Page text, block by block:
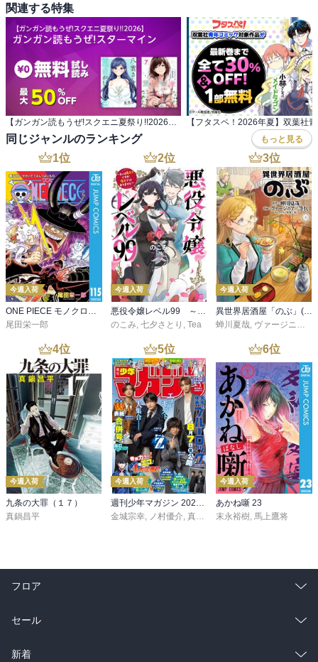
関連する特集
【ガンガン読もうぜ!スクエニ夏祭り!!2026】 ガンガン読もうぜ!スターマイン
同じジャンルのランキング もっと見る
1位
今週入荷
ONE PIECE モノクロ版 115
尾田栄一郎
2位
今週入荷
悪役令嬢レベル99 ～私は裏ボスですが魔王ではありません～ その６
のこみ, 七夕さとり , Tea
3位
今週入荷
異世界居酒屋「のぶ」(22)
蝉川夏哉, ヴァージニア二等兵
4位
今週入荷
九条の大罪（１７）
真鍋昌平
5位
今週入荷
金城宗幸
ノ村優介 真島ヒロ ,宮島礼吏, 新川直司
6位
今週入荷
あかね噺 23
末永裕樹 馬上鷹将
フロア
総合
ラノベ
セール
総合
新着